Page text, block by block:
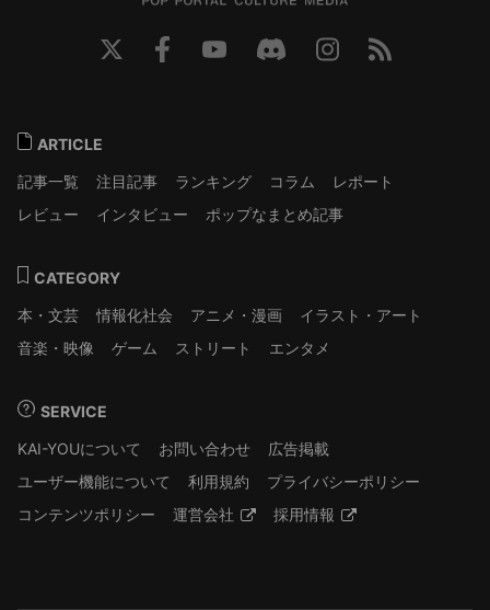
ARTICLE
記事一覧
注目記事 ランキング コラム
レポート
レビュー
インタビュー ポップなまとめ記事
CATEGORY
本・文芸
情報化社会 アニメ・漫画
イラスト・アート
音楽・映像
ゲーム ストリート エンタメ
SERVICE
KAI-YOUについて
お問い合わせ
広告掲載
ユーザー機能について
利用規約
プライバシーポリシー
コンテンツポリシー
運営会社 採用情報